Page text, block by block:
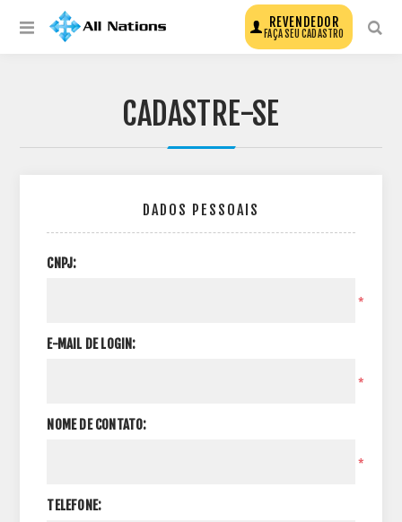
REVENDEDOR
FAÇA SEU CADASTRO
CADASTRE-SE
DADOS PESSOAIS
CNPJ:
*
E-MAIL DE LOGIN:
*
NOME DE CONTATO:
*
TELEFONE: